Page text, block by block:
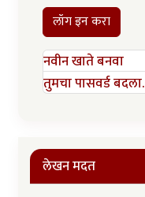
लॉग इन करा
नवीन खाते बनवा
तुमचा पासवर्ड बदला.
लेखन मदत